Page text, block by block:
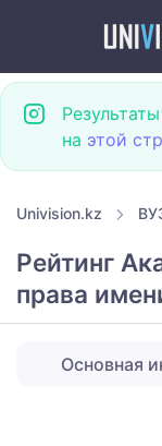
на этой
Univision.kz
Рейтинг
права
Основная